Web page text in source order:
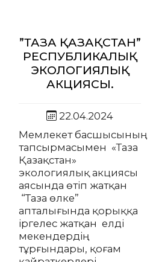
”ТАЗА ҚАЗАҚСТАН”
РЕСПУБЛИКАЛЫҚ
ЭКОЛОГИЯЛЫҚ
АКЦИЯСЫ.
22.04.2024
Мемлекет басшысының
тапсырмасымен «Таза
Қазақстан»
экологиялық акциясы
аясында өтіп жатқан
“Таза өлке”
апталығында қорыққа
іргелес жатқан елді
мекендердің
тұрғындары, қоғам